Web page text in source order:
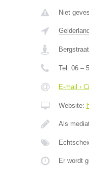
Niet
Gelderland
Tel: 06 –
E-mail ›
Website:
Als
Er wordt